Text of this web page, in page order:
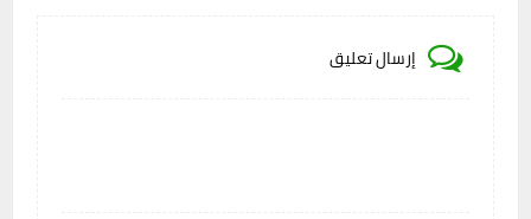
إرسال تعليق